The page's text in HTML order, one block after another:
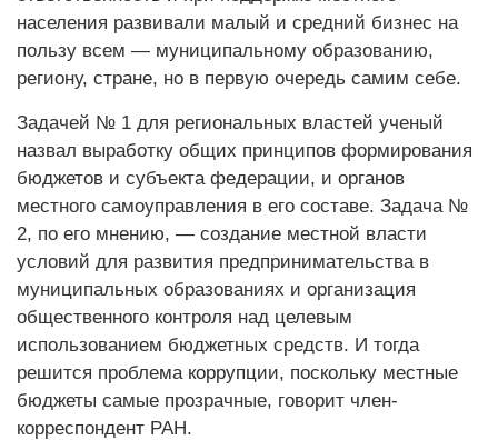
населения развивали малый и средний бизнес на
пользу всем — муниципальному образованию,
региону, стране, но в первую очередь самим себе.
Задачей № 1 для региональных властей ученый
назвал выработку общих принципов формирования
бюджетов и субъекта федерации, и органов
местного самоуправления в его составе. Задача №
2, по его мнению, — создание местной власти
условий для развития предпринимательства в
муниципальных образованиях и организация
общественного контроля над целевым
использованием бюджетных средств. И тогда
решится проблема коррупции, поскольку местные
бюджеты самые прозрачные, говорит член-
корреспондент РАН.